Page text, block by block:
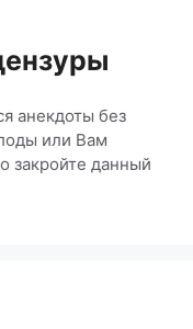
анекдоты без
или Вам
закройте данный